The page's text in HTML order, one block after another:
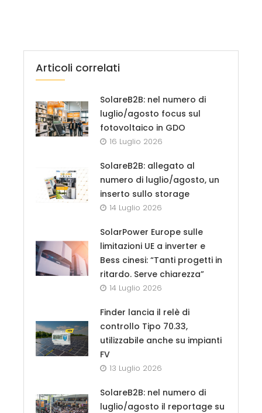
Articoli correlati
SolareB2B: nel numero di
luglio/agosto focus sul
fotovoltaico in GDO
16 Luglio 2026
SolareB2B: allegato al
numero di luglio/agosto, un
inserto sullo storage
14 Luglio 2026
SolarPower Europe sulle
limitazioni UE a inverter e
Bess cinesi: “Tanti progetti in
ritardo. Serve chiarezza”
14 Luglio 2026
Finder lancia il relè di
controllo Tipo 70.33,
utilizzabile anche su impianti
FV
13 Luglio 2026
SolareB2B: nel numero di
luglio/agosto il reportage su